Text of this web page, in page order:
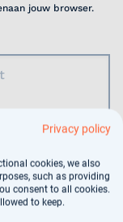
jouw browser.
je nalezen hoe
Privacy policy
cookies, we also
such as providing
consent to all cookies.
to keep.